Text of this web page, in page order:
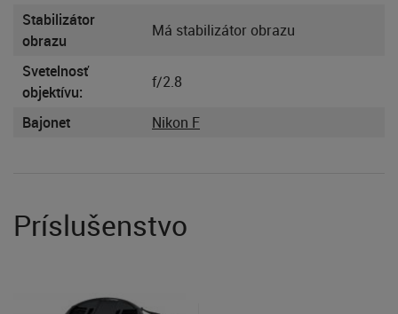
Stabilizátor
obrazu
Má stabilizátor obrazu
Svetelnosť
objektívu:
f/2.8
Bajonet Nikon F
Príslušenstvo